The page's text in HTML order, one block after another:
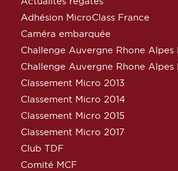
Adhésion MicroClass France
Caméra embarquée
Challenge Auvergne Rhone Alpes
Challenge Auvergne Rhone Alpes
Classement Micro 2013
Classement Micro 2014
Classement Micro 2015
Classement Micro 2017
Club TDF
Comité MCF